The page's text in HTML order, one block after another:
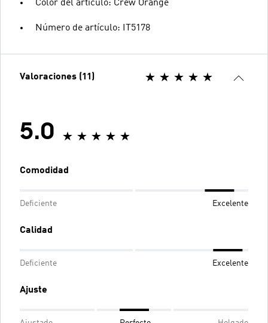
Color del artículo: Crew Orange
Número de artículo: IT5178
Valoraciones (11)
5.0
Comodidad
Deficiente Excelente
Calidad
Deficiente Excelente
Ajuste